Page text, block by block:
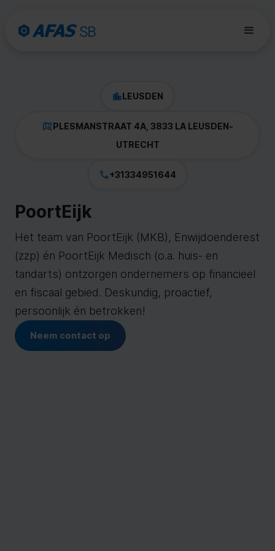
LEUSDEN
PLESMANSTRAAT 4A, 3833 LA LEUSDEN-
UTRECHT
+31334951644
PoortEijk
Het team van PoortEijk (MKB), Enwijdoenderest
(zzp) én PoortEijk Medisch (o.a. huis- en
tandarts) ontzorgen ondernemers op financieel
en fiscaal gebied. Deskundig, proactief,
persoonlijk én betrokken!
Neem contact op